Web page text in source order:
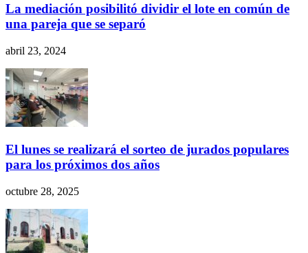
La mediación posibilitó dividir el lote en común de
una pareja que se separó
abril 23, 2024
El lunes se realizará el sorteo de jurados populares
para los próximos dos años
octubre 28, 2025